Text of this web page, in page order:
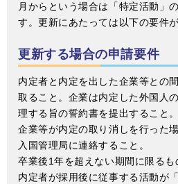
月からという場合は「特定活動」
す。更新にあたっては以下の要件が
更新する場合の申請要件
内定者と内定を出した企業等との
取ること。企業は内定した外国人
理する旨の誓約書を提出すること。
企業等が内定の取り消しを行った
入国管理局に連絡すること。
卒業後1年を超えない期間に限るも
内定者が採用後に従事する活動が